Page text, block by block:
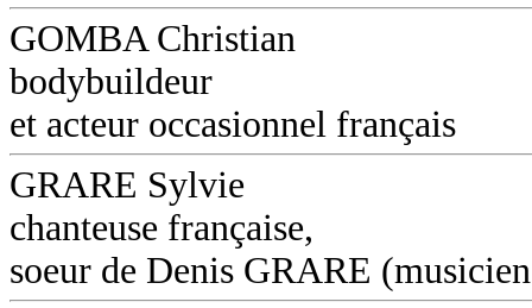
GOMBA Christian
bodybuildeur
et acteur occasionnel français
GRARE Sylvie
chanteuse française,
soeur de Denis GRARE